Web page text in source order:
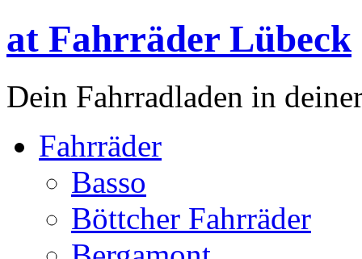
at Fahrräder Lübeck
Dein Fahrradladen in
Fahrräder
Basso
Böttcher Fahrräder